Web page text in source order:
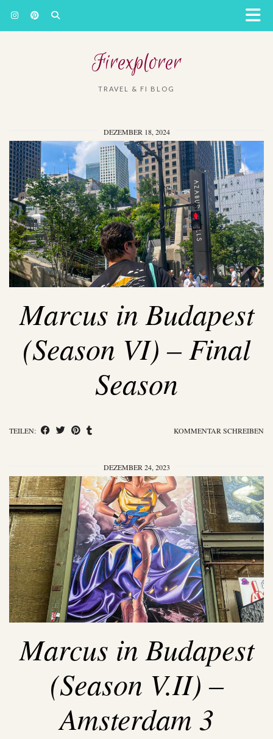
Firexplorer
TRAVEL & FI BLOG
DEZEMBER 18, 2024
Marcus in Budapest
(Season VI) – Final
Season
TEILEN: KOMMENTAR SCHREIBEN
DEZEMBER 24, 2023
Marcus in Budapest
(Season V.II) –
Amsterdam 3